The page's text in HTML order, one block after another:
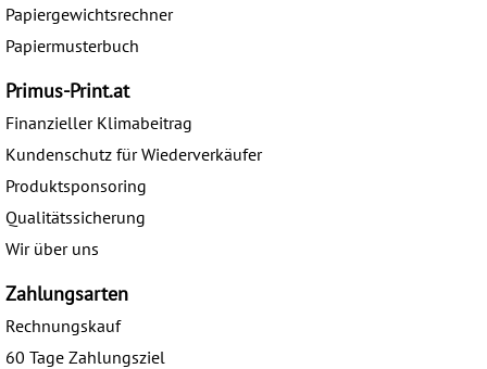
Papiergewichtsrechner
Papiermusterbuch
Primus-Print.at
Finanzieller Klimabeitrag
Kundenschutz für Wiederverkäufer
Produktsponsoring
Qualitätssicherung
Wir über uns
Zahlungsarten
Rechnungskauf
60 Tage Zahlungsziel